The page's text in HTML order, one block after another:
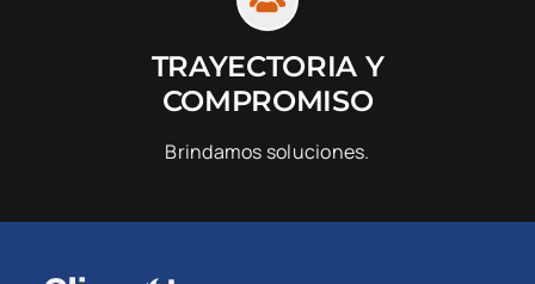
TRAYECTORIA Y
COMPROMISO
Brindamos soluciones.